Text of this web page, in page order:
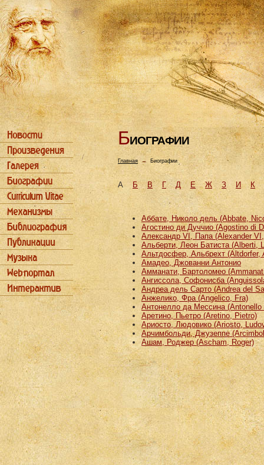
БИОГРАФИИ
Главная→ Биографии
АБ В Г Д Е Ж З И К
Аббате, Николо дель (Abbate,
Агостино ди Дуччио (Agostino di
Александр VI, Папа (Alexander
Альберти, Леон Батиста (Alberti,
Альтдосфер, Альбрехт (Altdorfer,
Амадео, Джованни Антонио
Амманати, Бартоломео
Ангиссола, Софонисба
Андреа дель Сарто (Andrea del
Анжелико, Фра (Angelico, Fra)
Антонелло да Мессина (Antonello
Аретино, Пьетро (Aretino, Pietro)
Ариосто, Людовико (Ariosto,
Арчимбольди, Джузеппе
Ашам, Роджер (Ascham, Roger)